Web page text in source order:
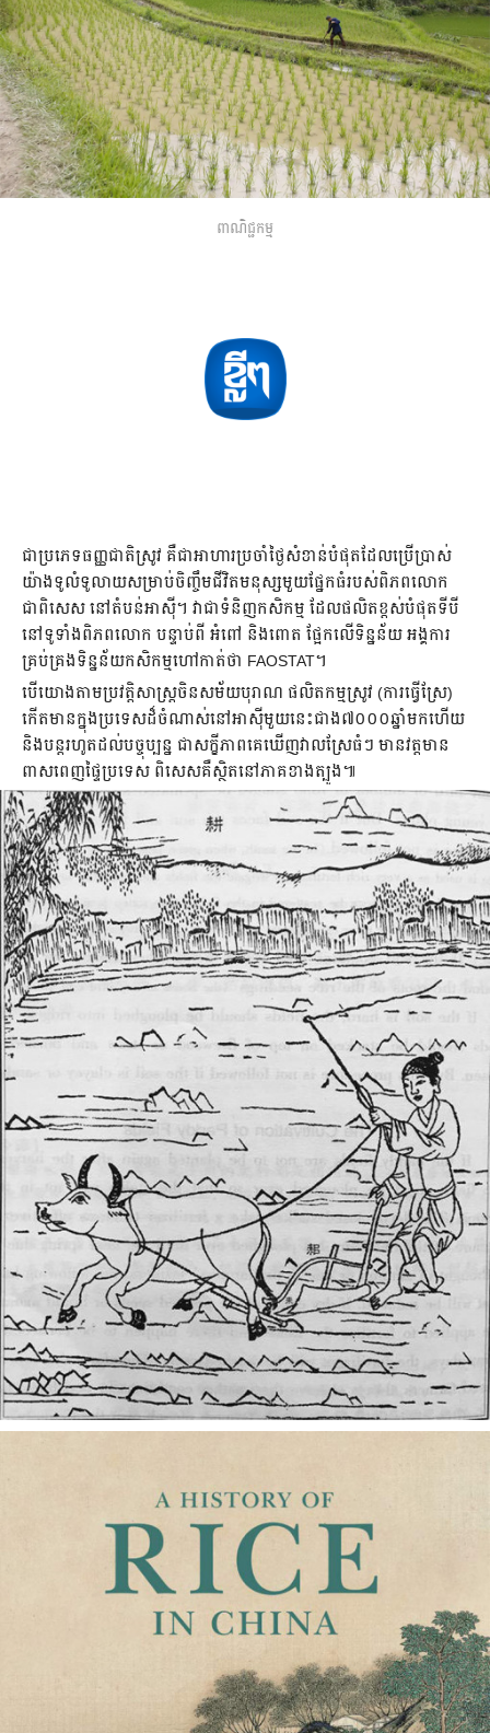
ពាណិជ្ជកម្ម
ជា​ប្រភេទ​ធញ្ញជាតិ​ស្រូវ គឺជា​អាហារ​ប្រចាំ​ថ្ងៃ​សំខាន់​បំផុត​ដែល​ប្រើប្រាស់​
យ៉ាង​ទូលំ​ទូលាយ​សម្រាប់​ចិញ្ចឹម​ជីវិត​មនុស្ស​​មួយ​ផ្នែក​ធំ​របស់​ពិភពលោក
ជាពិសេស នៅ​តំបន់​អាស៊ី​។ វា​ជា​ទំនិញ​កសិកម្ម ​ដែល​ផលិត​ខ្ពស់​បំផុត​ទី​បី​
នៅ​ទូទាំង​ពិភពលោក បន្ទាប់ពី អំពៅ និង​ពោត ផ្អែក​លើ​ទិន្នន័យ អង្គការ​
គ្រប់គ្រង​ទិន្នន័យ​កសិកម្ម​ហៅ​កាត់​ថា​ FAOSTAT។
បើ​យោង​​តាម​ប្រវត្តិ​សាស្ត្រ​ចិន​សម័យ​បុរាណ​ ផលិតកម្ម​ស្រូវ​ (ការ​ធ្វើ​ស្រែ​)
កើត​មាន​​ក្នុង​ប្រទេស​ដ៏​ចំណាស់​នៅ​អាស៊ី​មួយ​នេះ​ជាង​៧០០០​ឆ្នាំ​មក​ហើយ​
និង​បន្ត​រហូត​ដល់​បច្ចុប្បន្ន​ ជា​សក្ខីភាព​គេ​ឃើញ​វាល​ស្រែ​ធំ​ៗ មាន​វត្តមាន​
ពាសពេញ​ផ្ទៃ​ប្រទេស ពិសេស​គឺ​ស្ថិត​នៅ​ភាគ​ខាង​ត្បូង​៕